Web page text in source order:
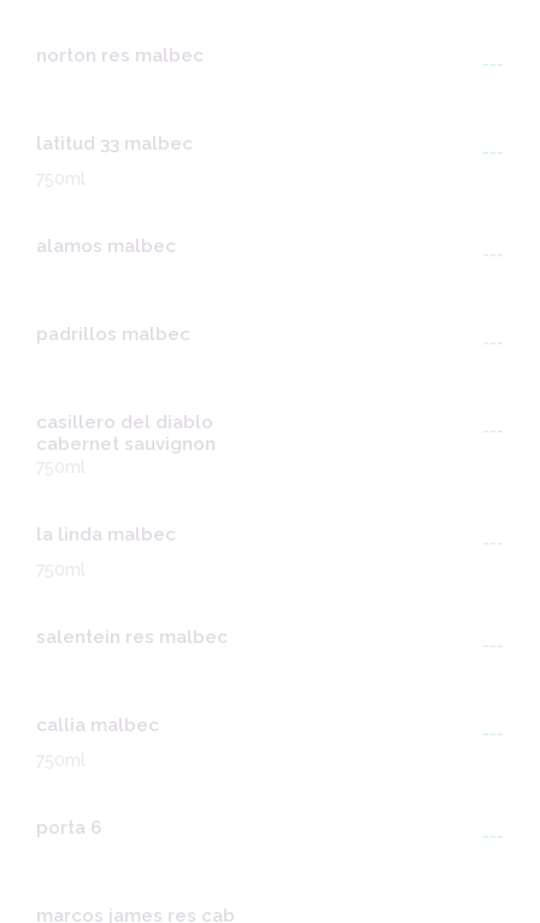
norton res malbec ---
latitud 33 malbec
---
750ml
alamos malbec ---
padrillos malbec ---
casillero del diablo
cabernet sauvignon
---
750ml
la linda malbec
---
750ml
salentein res malbec ---
callia malbec
---
750ml
porta 6 ---
marcos james res cab